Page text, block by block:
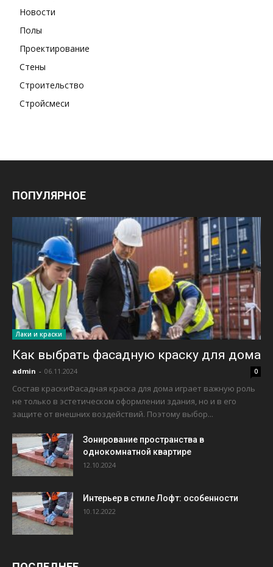
Новости
Полы
Проектирование
Стены
Строительство
Стройсмеси
ПОПУЛЯРНОЕ
Лаки и краски
Как выбрать фасадную краску для дома
admin - 06.11.2024 0
Состав краскиФасадная краска для дома играет важную роль
не только в эстетическом оформлении здания, но и в его
защите от внешних воздействий. Поэтому выбор...
Зонирование пространства в
однокомнатной квартире
12.10.2024
Интерьер в стиле Лофт: особенности
10.12.2022